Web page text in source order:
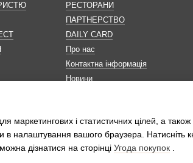
РЕСТОРАНИ
ПАРТНЕРСТВО
DAILY CARD
Про нас
Контактна інформація
Новини
і статистичних цілей, а
в налаштування вашого браузера. Натисніть
дізнатися на сторінці Угода покупок